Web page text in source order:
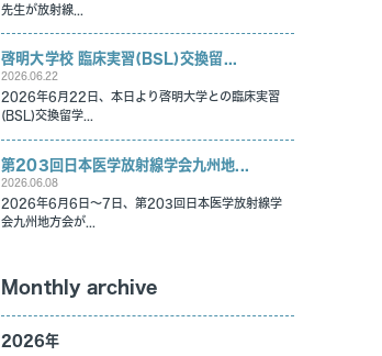
先生が放射線...
啓明大学校 臨床実習(BSL)交換留...
2026.06.22
2026年6月22日、本日より啓明大学との臨床実習
(BSL)交換留学...
第203回日本医学放射線学会九州地...
2026.06.08
2026年6月6日～7日、第203回日本医学放射線学
会九州地方会が...
Monthly archive
2026年